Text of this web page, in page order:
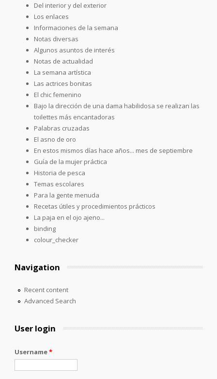
Del interior y del exterior
Los enlaces
Informaciones de la semana
Notas diversas
Algunos asuntos de interés
Notas de actualidad
La semana artística
Las actrices bonitas
El chic femenino
Bajo la dirección de una dama habilidosa se realizan las
toilettes más encantadoras
Palabras cruzadas
El asno de oro
En estos mismos días hace años... mes de septiembre
Guía de la mujer práctica
Historia de pesca
Temas escolares
Para la gente menuda
Recetas útiles y procedimientos prácticos
La paja en el ojo ajeno...
binding
colour_checker
Navigation
Recent content
Advanced Search
User login
Username*